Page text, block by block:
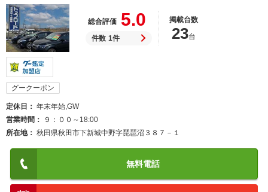
総合評価 5.0
件数 1件
掲載台数
23台
グークーポン
定休日
年末年始,GW
営業時間
９：００～18:00
所在地
秋田県秋田市下新城中野字琵琶沼３８７－１
無料電話